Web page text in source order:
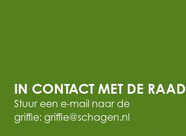
IN CONTACT MET DE RAAD
Stuur een e-mail naar de
griffie: griffie@schagen.nl